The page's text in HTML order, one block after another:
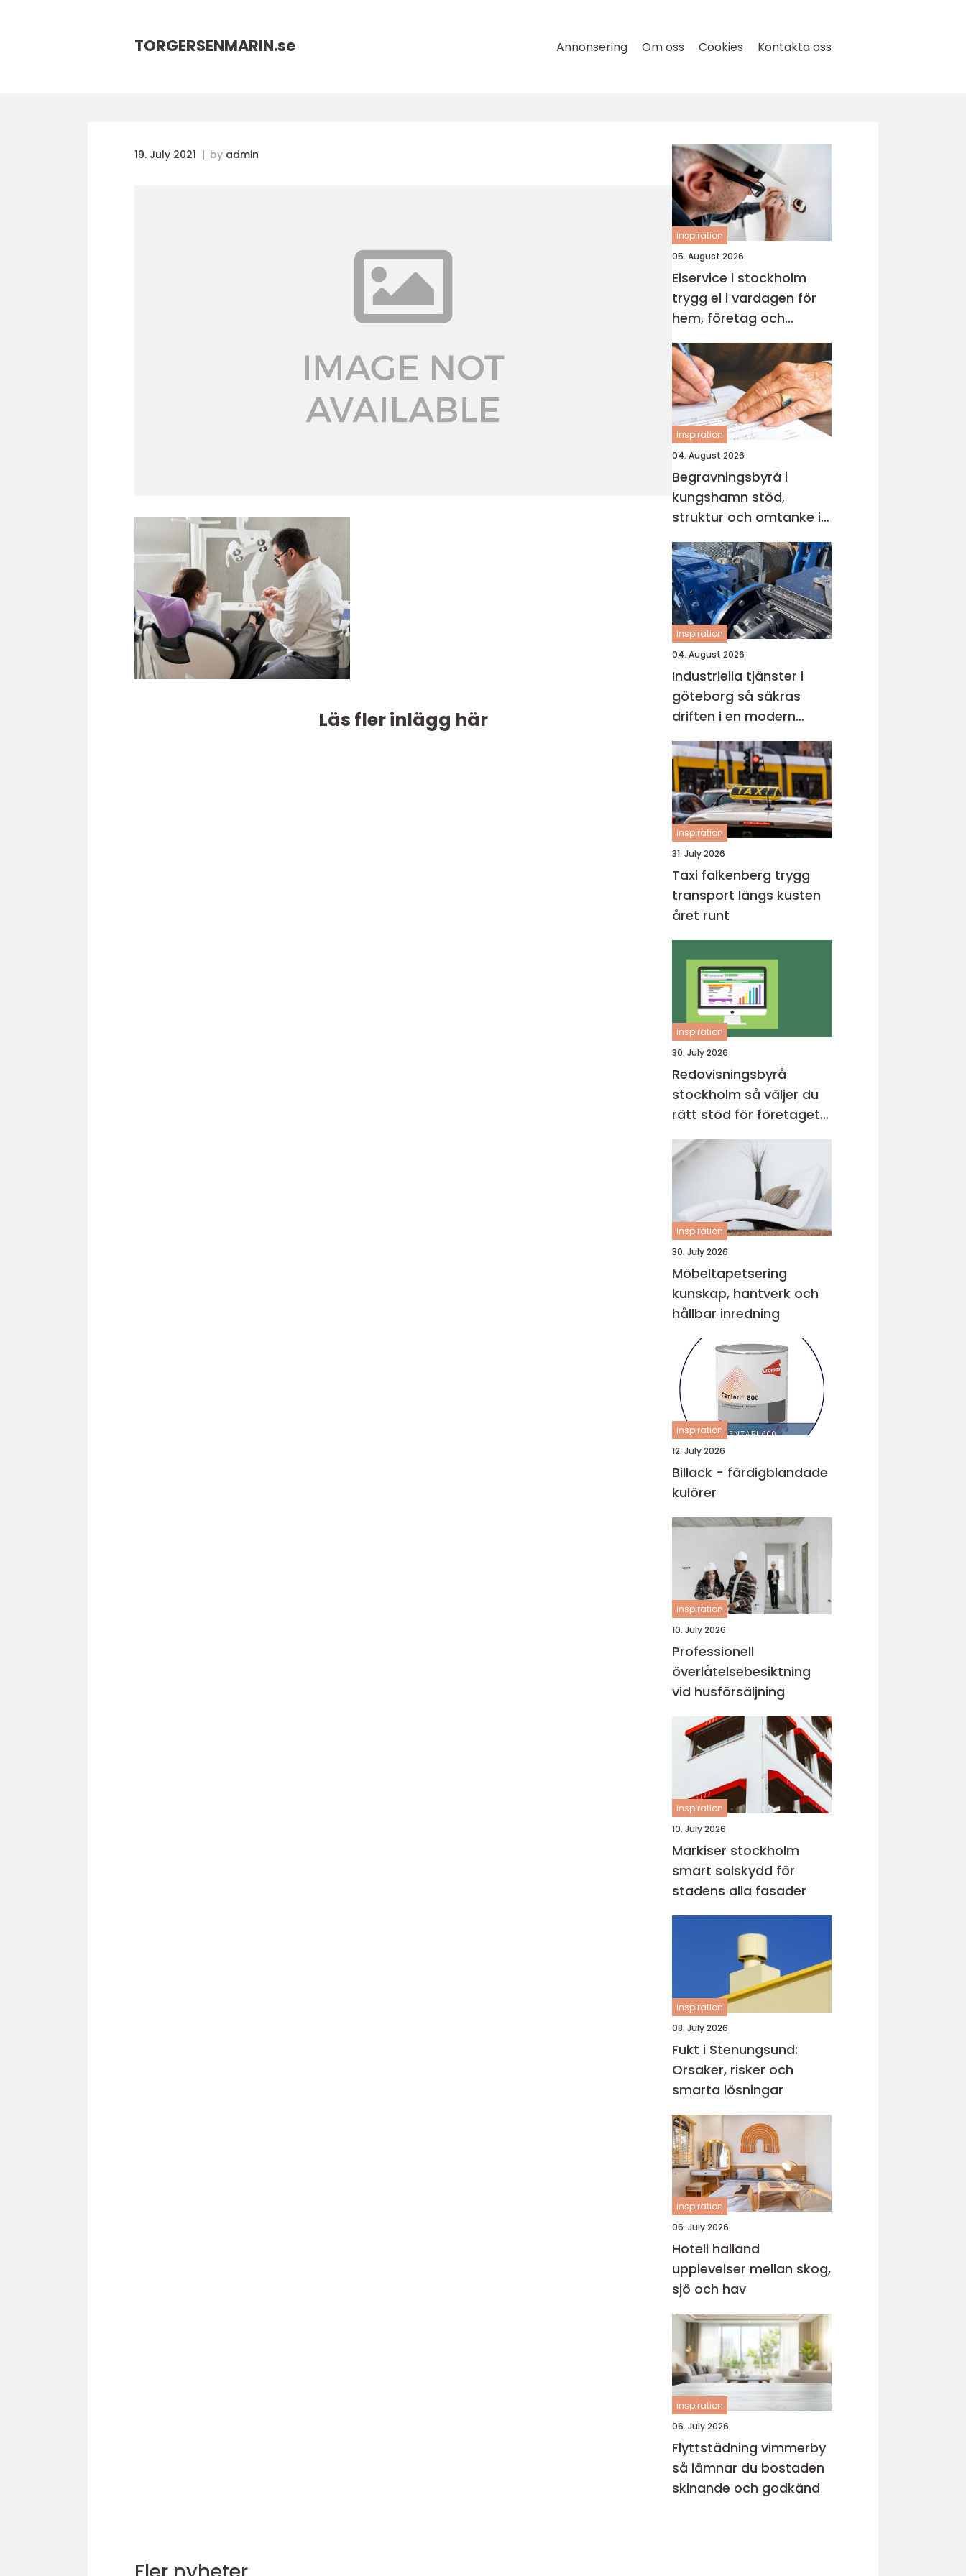
TORGERSENMARIN.se Annonsering Om oss Cookies Kontakta oss
19. July 2021 by admin
Läs fler inlägg här
inspiration
05. August 2026
Elservice i stockholm
trygg el i vardagen för
hem, företag och
industri
inspiration
04. August 2026
Begravningsbyrå i
kungshamn stöd,
struktur och omtanke i
en svår tid
inspiration
04. August 2026
Industriella tjänster i
göteborg så säkras
driften i en modern
industristad
inspiration
31. July 2026
Taxi falkenberg trygg
transport längs kusten
året runt
inspiration
30. July 2026
Redovisningsbyrå
stockholm så väljer du
rätt stöd för företagets
ekonomi
inspiration
30. July 2026
Möbeltapetsering
kunskap, hantverk och
hållbar inredning
inspiration
12. July 2026
Billack - färdigblandade
kulörer
inspiration
10. July 2026
Professionell
överlåtelsebesiktning
vid husförsäljning
inspiration
10. July 2026
Markiser stockholm
smart solskydd för
stadens alla fasader
inspiration
08. July 2026
Fukt i Stenungsund:
Orsaker, risker och
smarta lösningar
inspiration
06. July 2026
Hotell halland
upplevelser mellan skog,
sjö och hav
inspiration
06. July 2026
Flyttstädning vimmerby
så lämnar du bostaden
skinande och godkänd